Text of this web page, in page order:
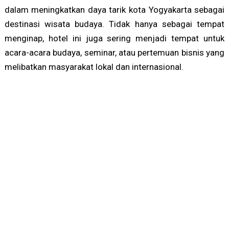
dalam meningkatkan daya tarik kota Yogyakarta sebagai
destinasi wisata budaya. Tidak hanya sebagai tempat
menginap, hotel ini juga sering menjadi tempat untuk
acara-acara budaya, seminar, atau pertemuan bisnis yang
melibatkan masyarakat lokal dan internasional.